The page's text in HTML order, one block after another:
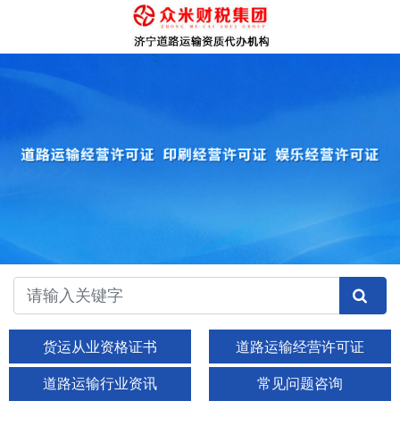
货运从业资格证书 道路运输经营许可证
道路运输行业资讯 常见问题咨询